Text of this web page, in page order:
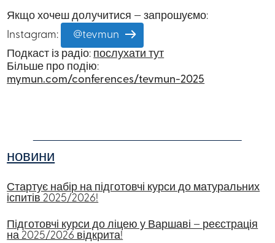
Якщо хочеш долучитися — запрошуємо:
Instagram:
@tevmun
Подкаст із радіо: послухати тут
Більше про подію:
mymun.com/conferences/tevmun-2025
новини
Стартує набір на підготовчі курси до матуральних
іспитів 2025/2026!
Підготовчі курси до ліцею у Варшаві – реєстрація
на 2025/2026 відкрита!